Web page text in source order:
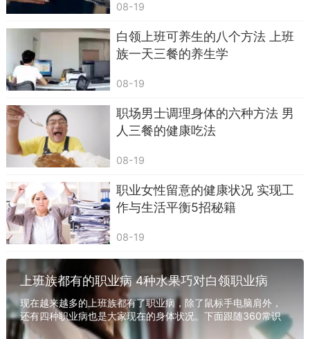
二、便当族注意事项
身居写字楼的白领，不可谓不幸福，办公室里
空调、微波炉、冰箱、饮水机甚至咖啡机都一应俱
全。不少人选择了自带午餐，这样，在办公室也可
什么呢？
1)便当单菜，备餐时只需八成熟
二次加热环节影响整体营养，备餐时，菜肴做到八
九成熟就可以了，这样一来，不但准备的时候省
时，还能为午餐留下更多的营养，一举两得。
08-19
白领上班可养生的八个方法 上班
族一天三餐的养生学
08-19
职场男士调理身体的六种方法 男
人三餐的健康吃法
08-19
职业女性留意的健康状况 实现工
作与生活平衡5招秘籍
08-19
上班族都有的职业病 4种水果巧对白领职业病
现在越来越多的上班族都有了职业病，除了鼠标手电脑肩外，
还有四种职业病也是大家现在的身体状况。下面跟随360常识
网了解一下吧！ 一、沙发臀 典型症状：臀部扁...